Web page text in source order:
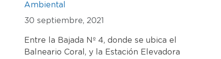
Ambiental
30 septiembre, 2021
Entre la Bajada Nº 4, donde se ubica el
Balneario Coral, y la Estación Elevadora